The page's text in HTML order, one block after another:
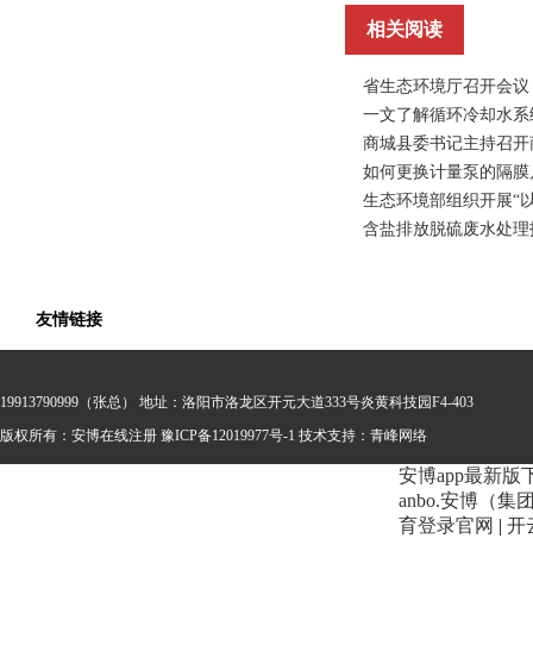
相关阅读
省生态环境厅召开会
一文了解循环冷却水
商城县委书记主持召
如何更换计量泵的隔膜
生态环境部组织开展“
含盐排放脱硫废水处
友情链接
19913790999（张总） 地址：洛阳市洛龙区开元大道333号炎黄科技园F4-403
版权所有：安博在线注册 豫ICP备12019977号-1 技术支持： 青峰网络
安博app最新版
anbo.安博（集
育登录官网 | 开